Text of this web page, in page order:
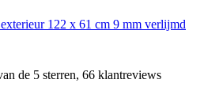
122 x 61 cm 9 mm verlijmd
de 5 sterren, 66 klantreviews